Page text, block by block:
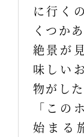
に行く
くつか
絶景が
味しい
物がし
「この
始まる